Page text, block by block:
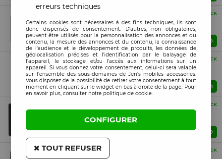
EN STOCK
Ecran Samsung A032 Galaxy A03 Core 2022 4G
ORIGINAL SP avec chassis noir
Prix : Veuillez vous connecter
SERVICE PACK EN STOCK
Ecran Samsung A025G Galaxy A02s ORIGINAL SP avec
chassis noir
Prix : Veuillez vous connecter
EN STOCK
Ecran Samsung A125 Galaxy A12 ORIGINAL SP avec
Prix : Veuillez vous connecter
SERVICE PACK EN STOCK
erreurs techniques
Certains cookies sont nécessaires à des fins techniques, ils sont
donc dispensés de consentement. D'autres, non obligatoires,
peuvent être utilisés pour la personnalisation des annonces et du
contenu, la mesure des annonces et du contenu, la connaissance
de l'audience et le développement de produits, les données de
géolocalisation précises et l'identification par le balayage de
l'appareil, le stockage et/ou l'accès aux informations sur un
appareil. Si vous donnez votre consentement, celui-ci sera valable
sur l’ensemble des sous-domaines de Jen's mobiles accessories.
Vous disposez de la possibilité de retirer votre consentement à tout
moment en cliquant sur le widget en bas à droite de la page. Pour
en savoir plus, consulter notre politique de cookie.
CONFIGURER
TOUT REFUSER